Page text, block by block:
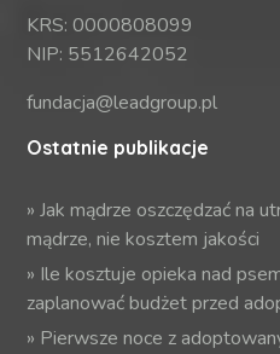
KRS: 0000808099
NIP: 5512642052
fundacja@leadgroup.pl
Ostatnie publikacje
»Jak mądrze oszczędzać na
mądrze, nie kosztem jakości
» Ile kosztuje opieka nad
zaplanować budżet przed
» Pierwsze noce z